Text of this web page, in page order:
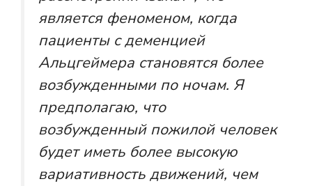
является феноменом, когда
пациенты с деменцией
Альцгеймера становятся более
возбужденными по ночам. Я
предполагаю, что
возбужденный пожилой человек
будет иметь более высокую
вариативность движений, чем